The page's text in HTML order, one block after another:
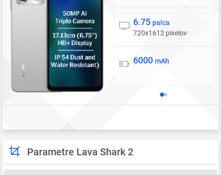
Displej
6.75 palca
720x1612 pixelov
Batéria
6000 mAh
Parametre Lava Shark 2